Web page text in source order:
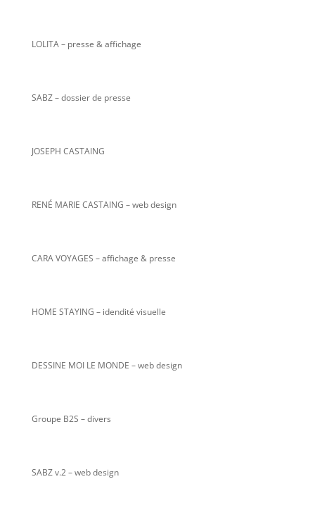
LOLITA – presse & affichage
SABZ – dossier de presse
JOSEPH CASTAING
RENÉ MARIE CASTAING – web design
CARA VOYAGES – affichage & presse
HOME STAYING – idendité visuelle
DESSINE MOI LE MONDE – web design
Groupe B2S – divers
SABZ v.2– web design